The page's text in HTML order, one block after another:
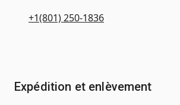
+1(801) 250-1836
Expédition et enlèvement